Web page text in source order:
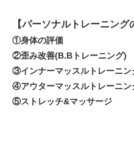
【パーソナルトレーニング
①身体の評価
②歪み改善(B.Bトレーニング)
③インナーマッスルトレーニン
④アウターマッスルトレーニン
⑤ストレッチ&マッサージ